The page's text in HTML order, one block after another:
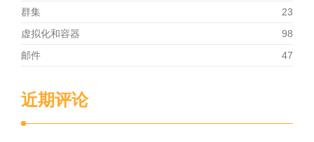
群集
23
虚拟化和容器
98
邮件
47
近期评论